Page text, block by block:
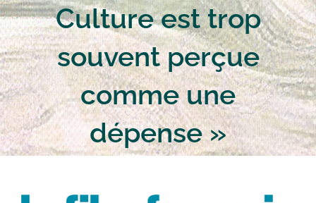
Actualités
Contact
Culture est trop
souvent perçue
comme une
dépense »